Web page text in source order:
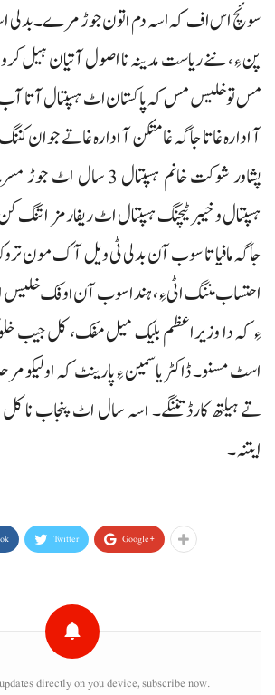
سوئچ اس اف کہ اسہ دم اتون جوڑ مرے۔ بدلی
پن ءِ، ننے ریاست مدینہ نا اصول آتیان ہیل
مس تو خلیس مس کہ پاکستان اٹ ہسپتال آتا
آ ادارہ غاتا جاگہ غا متکن آ ادارہ غاتے جوان
پشاور شوکت خانم ہسپتال 3
ہسپتال و خیبر ٹیچنگ ہسپتال اٹ ریفارمز اتنگ
جاگہ مافیا تا سوب آن بدلی ٹی ویل آک مون
احتساب مننگ اٹی ءِ، ہندا سوب آن اوفک خلیس
ءِ کہ دا وزیراعظم بلیک میل مفک، کل جیب
اسٹ مسنو۔ ڈاکٹر یاسمین ءِ پارینٹ کہ اولیکو
تے ہیلتھ کارڈ تننگے۔ اسہ سال اٹ پنجاب نا
ایتنہ۔
Twitter Google+
directly on you device, subscribe now.